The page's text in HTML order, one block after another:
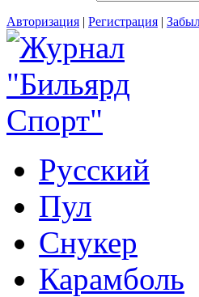
Авторизация | Регистрация |
Русский
Пул
Снукер
Карамболь